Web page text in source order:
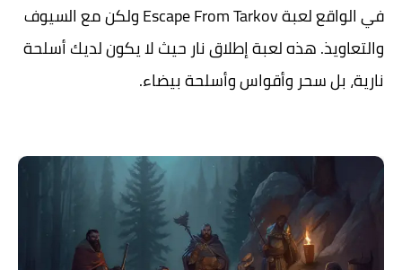
في الواقع لعبة Escape From Tarkov ولكن مع السيوف
والتعاويذ. هذه لعبة إطلاق نار حيث لا يكون لديك أسلحة
نارية، بل سحر وأقواس وأسلحة بيضاء.